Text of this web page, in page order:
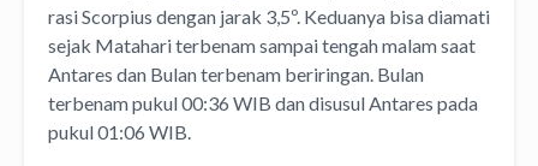
rasi Scorpius dengan jarak 3,5º. Keduanya bisa diamati
sejak Matahari terbenam sampai tengah malam saat
Antares dan Bulan terbenam beriringan. Bulan
terbenam pukul 00:36 WIB dan disusul Antares pada
pukul 01:06 WIB.